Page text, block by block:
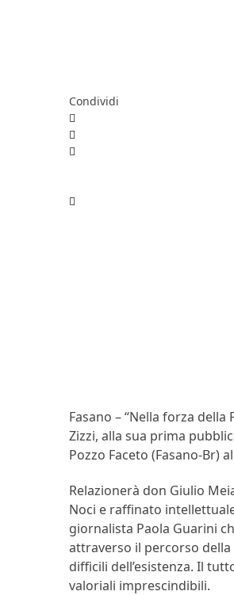
Condividi
Fasano – “Nella forza
Zizzi, alla sua prima
Pozzo Faceto (Fasano-Br)
Relazionerà don Giulio
Noci e raffinato
giornalista Paola Guarini
attraverso il percorso
difficili dell’esistenza. Il
valoriali imprescindibili.